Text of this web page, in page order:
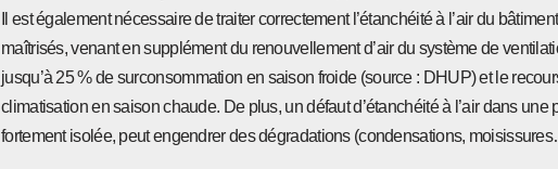
Il est également nécessaire de traiter correctement l’étanchéité à l’air du
maîtrisés, venant en supplément du renouvellement d’air du système de
jusqu’à 25 % de surconsommation en saison froide (source : DHUP) et le
climatisation en saison chaude. De plus, un défaut d’étanchéité à l’air dans une
fortement isolée, peut engendrer des dégradations (condensations,